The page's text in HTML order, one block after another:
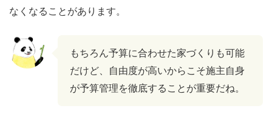
なくなることがあります。
もちろん予算に合わせた家づくりも可能
だけど、自由度が高いからこそ施主自身
が予算管理を徹底することが重要だね。